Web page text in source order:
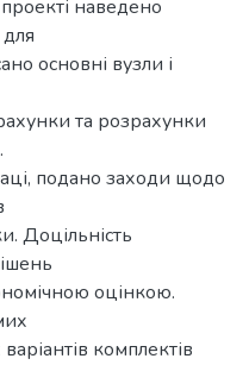
наведено
основні вузли і
та розрахунки
подано заходи щодо
Доцільність
оцінкою.
комплектів